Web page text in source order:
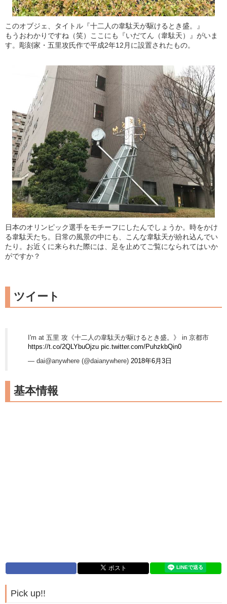
このオブジェ、タイトル『十二人の韋駄天が駆けるとき盛。』
もうおわかりですね（笑）ここにも『いだてん（韋駄天）』がいま
す。彫刻家・五里攻氏作で平成2年12月に設置されたもの。
日本のオリンピック選手をモチーフにしたんでしょうか。時をかけ
る韋駄天たち。日常の風景の中にも、こんな韋駄天が紛れ込んでい
たり。お近くに来られた際には、足を止めてご覧になられてはいか
がですか？
ツイート
I'm at 五里 攻《十二人の韋駄天が駆けるとき盛。》 in 京都市
https://t.co/2QLYbuOjzu pic.twitter.com/PuhzkbQin0
— dai@anywhere (@daianywhere) 2018年6月3日
基本情報
Pick up!!